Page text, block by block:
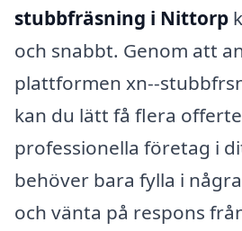
stubbfräsning i Nittorp
och snabbt. Genom att
plattformen xn--
kan du lätt få flera
professionella företag i
behöver bara fylla i
och vänta på respons